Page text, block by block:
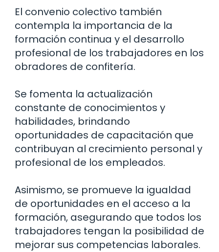
El convenio colectivo también
contempla la importancia de la
formación continua y el desarrollo
profesional de los trabajadores en los
obradores de confitería.
Se fomenta la actualización
constante de conocimientos y
habilidades, brindando
oportunidades de capacitación que
contribuyan al crecimiento personal y
profesional de los empleados.
Asimismo, se promueve la igualdad
de oportunidades en el acceso a la
formación, asegurando que todos los
trabajadores tengan la posibilidad de
mejorar sus competencias laborales.